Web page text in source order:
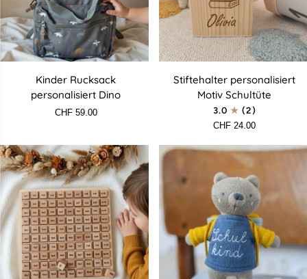
personalisiert
Kinder Rucksack
personalisiert Dino
CHF 59.00
Stiftehalter
personalisiert
Stiftehalter personalisiert
Motiv Schultüte
3.0
(2)
CHF 24.00